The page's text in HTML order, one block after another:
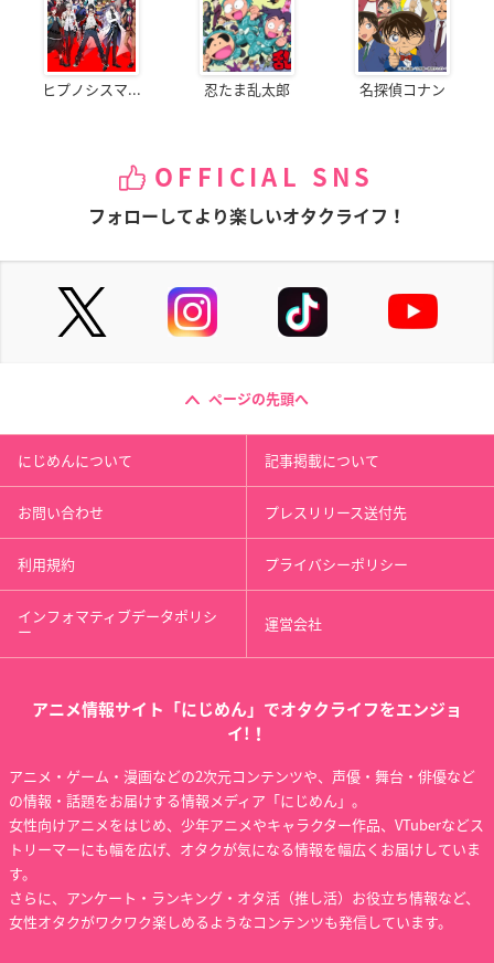
ヒプノシスマ... 忍たま乱太郎 名探偵コナン
OFFICIAL SNS
フォローしてより楽しいオタクライフ！
ページの先頭へ
にじめんについて 記事掲載について
お問い合わせ プレスリリース送付先
利用規約 プライバシーポリシー
インフォマティブデータポリシ
ー 運営会社
アニメ情報サイト「にじめん」でオタクライフをエンジョ
イ!！
アニメ・ゲーム・漫画などの2次元コンテンツや、声優・舞台・俳優など
の情報・話題をお届けする情報メディア「にじめん」。
女性向けアニメをはじめ、少年アニメやキャラクター作品、VTuberなどス
トリーマーにも幅を広げ、オタクが気になる情報を幅広くお届けしていま
す。
さらに、アンケート・ランキング・オタ活（推し活）お役立ち情報など、
女性オタクがワクワク楽しめるようなコンテンツも発信しています。